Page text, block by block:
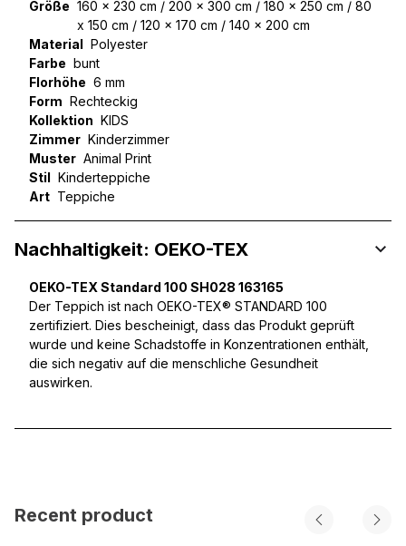
Größe 160 x 230 cm / 200 x 300 cm / 180 x 250 cm / 80
x 150 cm / 120 x 170 cm / 140 x 200 cm
Material Polyester
Farbe bunt
Florhöhe 6 mm
Form Rechteckig
Kollektion KIDS
Zimmer Kinderzimmer
Muster Animal Print
Stil Kinderteppiche
Art Teppiche
Nachhaltigkeit: OEKO-TEX
OEKO-TEX Standard 100 SH028 163165
Der Teppich ist nach OEKO-TEX® STANDARD 100
zertifiziert. Dies bescheinigt, dass das Produkt geprüft
wurde und keine Schadstoffe in Konzentrationen enthält,
die sich negativ auf die menschliche Gesundheit
auswirken.
Recent product